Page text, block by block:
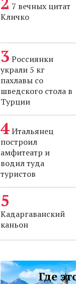
7 вечных цитат
Кличко
Россиянки
украли 5 кг
пахлавы со
шведского стола в
Турции
Итальянец
построил
амфитеатр и
водил туда
туристов
Кадаргаванский
каньон
Где